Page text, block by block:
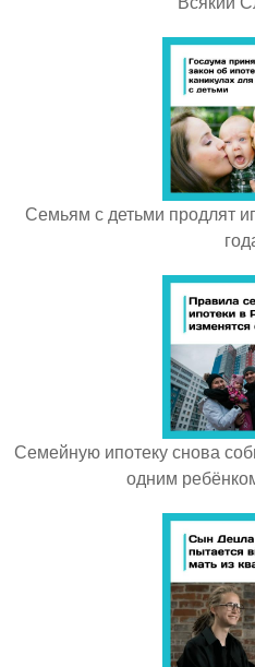
Семьям с детьми продлят
Семейную ипотеку снова
одним